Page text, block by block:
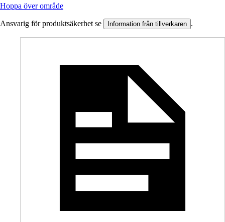
Hoppa över område
Ansvarig för produktsäkerhet se Information från tillverkaren .